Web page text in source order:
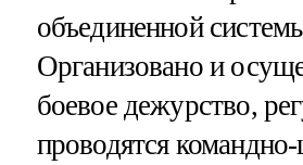
объединенной
Организовано и
боевое дежурство,
проводятся